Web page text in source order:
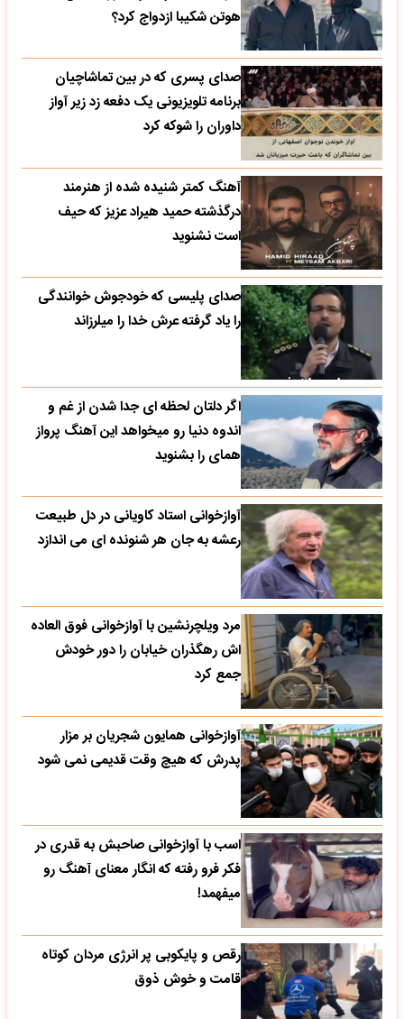
هوتن شکیبا ازدواج کرد؟
صدای پسری که در بین تماشاچیان
برنامه تلویزیونی یک دفعه زد زیر آواز
داوران را شوکه کرد
آهنگ کمتر شنیده شده از هنرمند
درگذشته حمید هیراد عزیز که حیف
است نشنوید
صدای پلیسی که خودجوش خوانندگی
را یاد گرفته عرش خدا را میلرزاند
اگر دلتان لحظه ای جدا شدن از غم و
اندوه دنیا رو میخواهد این آهنگ پرواز
همای را بشنوید
آوازخوانی استاد کاویانی در دل طبیعت
رعشه به جان هر شنونده ای می اندازد
مرد ویلچرنشین با آوازخوانی فوق العاده
اش رهگذران خیابان را دور خودش
جمع کرد
آوازخوانی همایون شجریان بر مزار
پدرش که هیچ وقت قدیمی نمی شود
اسب با آوازخوانی صاحبش به قدری در
فکر فرو رفته که انگار معنای آهنگ رو
میفهمد!
رقص و پایکوبی پر انرژی مردان کوتاه
قامت و خوش ذوق